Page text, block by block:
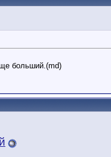
больший.(md)